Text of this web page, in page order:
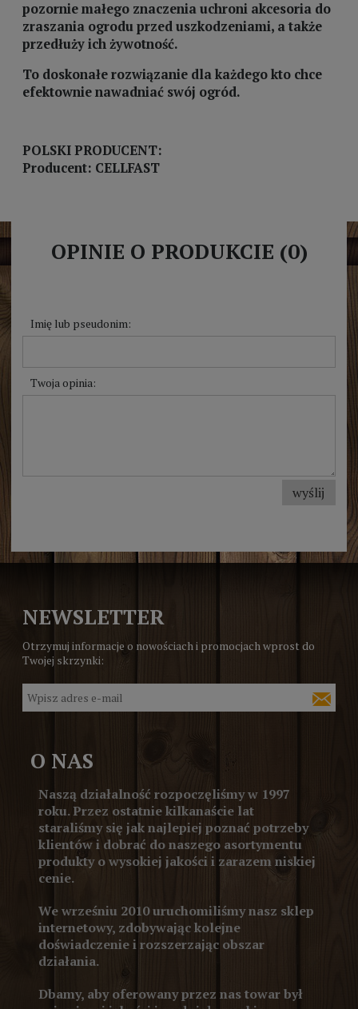
pozornie małego znaczenia uchroni akcesoria do
zraszania ogrodu przed uszkodzeniami, a także
przedłuży ich żywotność.
To doskonałe rozwiązanie dla każdego kto chce
efektownie nawadniać swój ogród.
POLSKI PRODUCENT:
Producent: CELLFAST
OPINIE O PRODUKCIE (0)
Imię lub pseudonim:
Twoja opinia:
wyślij
NEWSLETTER
Otrzymuj informacje o nowościach i promocjach wprost do
Twojej skrzynki:
O NAS
Naszą działalność rozpoczęliśmy w 1997
roku. Przez ostatnie kilkanaście lat
staraliśmy się jak najlepiej poznać potrzeby
klientów i dobrać do naszego asortymentu
produkty o wysokiej jakości i zarazem niskiej
cenie.
We wrześniu 2010 uruchomiliśmy nasz sklep
internetowy, zdobywając kolejne
doświadczenie i rozszerzając obszar
działania.
Dbamy, aby oferowany przez nas towar był